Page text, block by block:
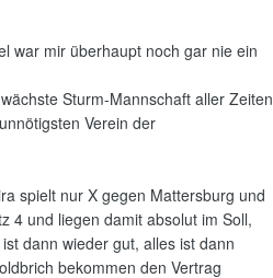
war mir überhaupt noch gar nie ein
Sturm-Mannschaft aller Zeiten
Verein der
spielt nur X gegen Mattersburg und
4 und liegen damit absolut im Soll,
dann wieder gut, alles ist dann
bekommen den Vertrag